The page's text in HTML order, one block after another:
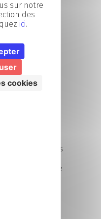
des parcours
une équipe
du monde de
sur notre
des
ici.
cookies